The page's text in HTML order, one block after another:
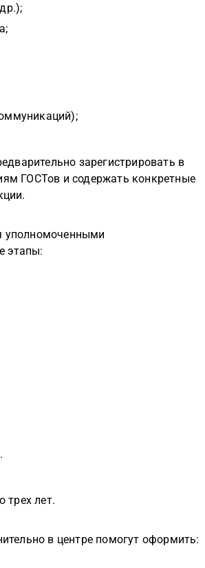
зарегистрировать в
ГОСТов и содержать конкретные
уполномоченными
этапы:
трех лет.
в центре помогут оформить: